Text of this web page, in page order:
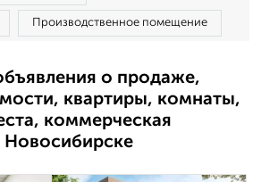
Производственное помещение
о продаже,
квартиры, комнаты,
коммерческая